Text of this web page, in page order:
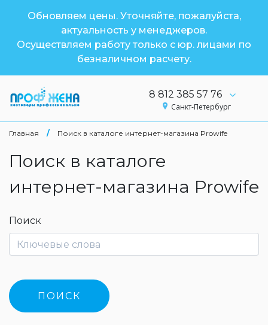
Обновляем цены. Уточняйте, пожалуйста,
актуальность у менеджеров.
Осуществляем работу только с юр. лицами по
безналичном расчету.
8 812 385 57 76
Санкт-Петербург
Главная / Поиск в каталоге интернет-магазина Prowife
Поиск в каталоге
интернет-магазина Prowife
Поиск